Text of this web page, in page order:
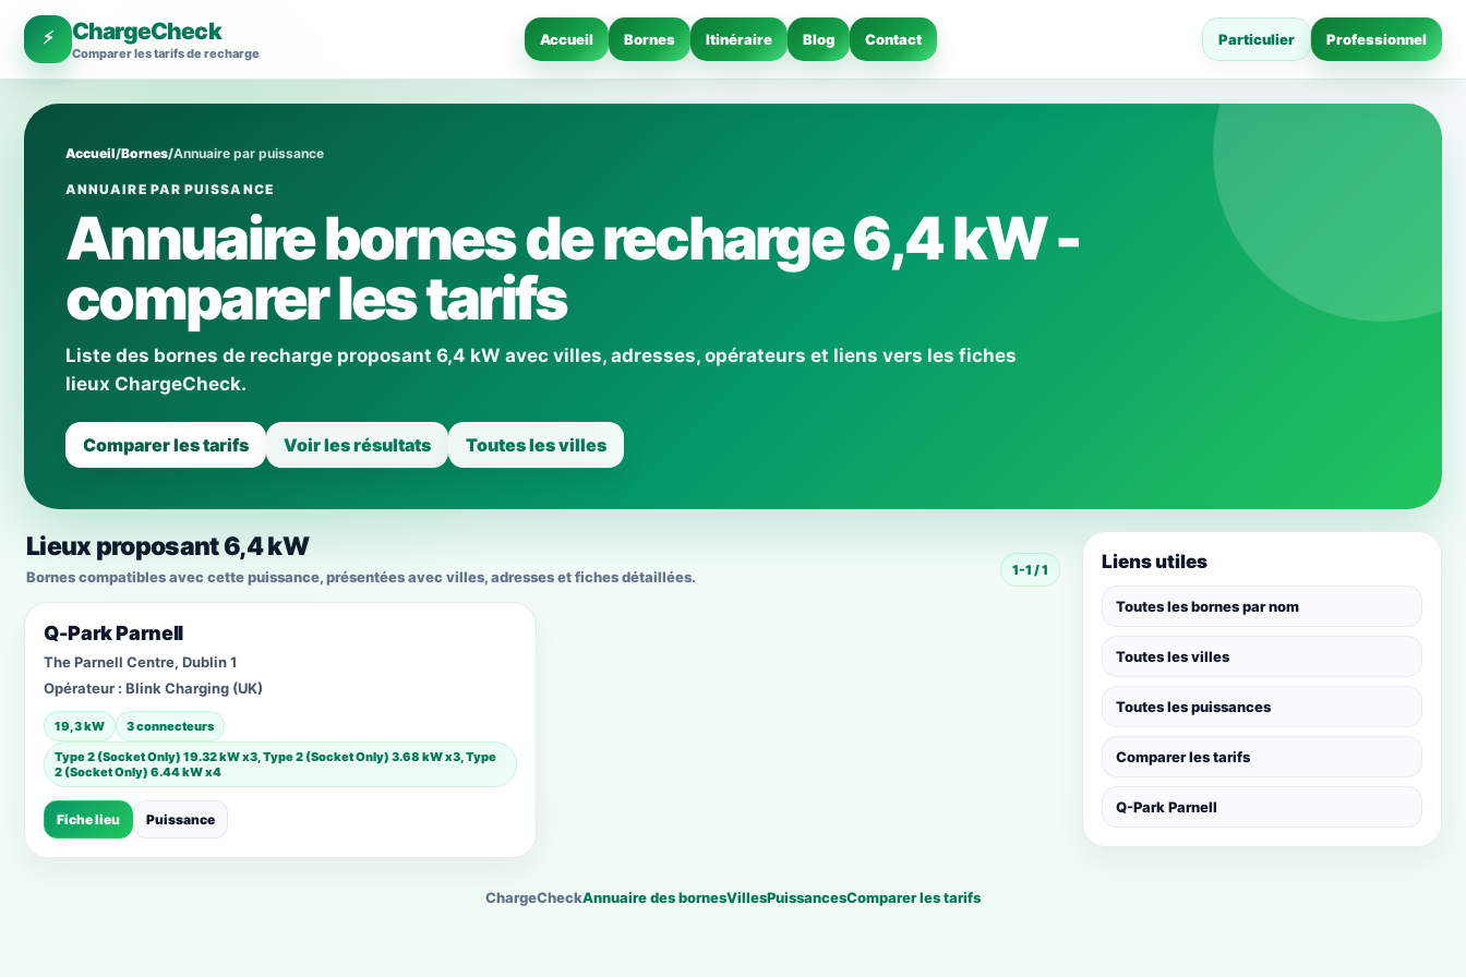
⚡ ChargeCheck
Comparer les tarifs de recharge
Accueil Bornes Itinéraire Blog Contact Particulier Professionnel
Accueil/Bornes/Annuaire par puissance
ANNUAIRE PAR PUISSANCE
Annuaire bornes de recharge 6,4 kW -
comparer les tarifs
Liste des bornes de recharge proposant 6,4 kW avec villes, adresses, opérateurs et liens vers les fiches
lieux ChargeCheck.
Comparer les tarifs Voir les résultats Toutes les villes
Lieux proposant 6,4 kW
Bornes compatibles avec cette puissance, présentées avec villes, adresses et fiches détaillées. 1-1 / 1
Q-Park Parnell
The Parnell Centre, Dublin 1
Opérateur : Blink Charging (UK)
19,3 kW
3 connecteurs
Type 2 (Socket Only) 19.32 kW x3, Type 2 (Socket Only) 3.68 kW x3, Type
2 (Socket Only) 6.44 kW x4
Fiche lieu Puissance
Liens utiles
Toutes les bornes par nom
Toutes les villes
Toutes les puissances
Comparer les tarifs
Q-Park Parnell
ChargeCheckAnnuaire des bornesVillesPuissancesComparer les tarifs